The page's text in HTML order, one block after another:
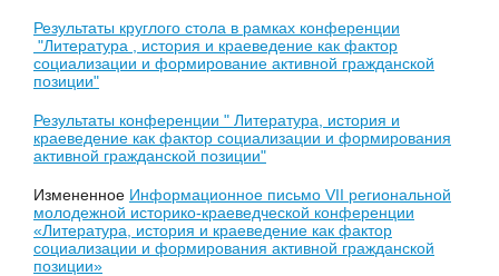
Результаты круглого стола в рамках конференции
"Литература , история и краеведение как фактор
социализации и формирование активной гражданской
позиции"
Результаты конференции " Литература, история и
краеведение как фактор социализации и формирования
активной гражданской позиции"
Измененное Информационное письмо VII региональной
молодежной историко-краеведческой конференции
«Литература, история и краеведение как фактор
социализации и формирования активной гражданской
позиции»